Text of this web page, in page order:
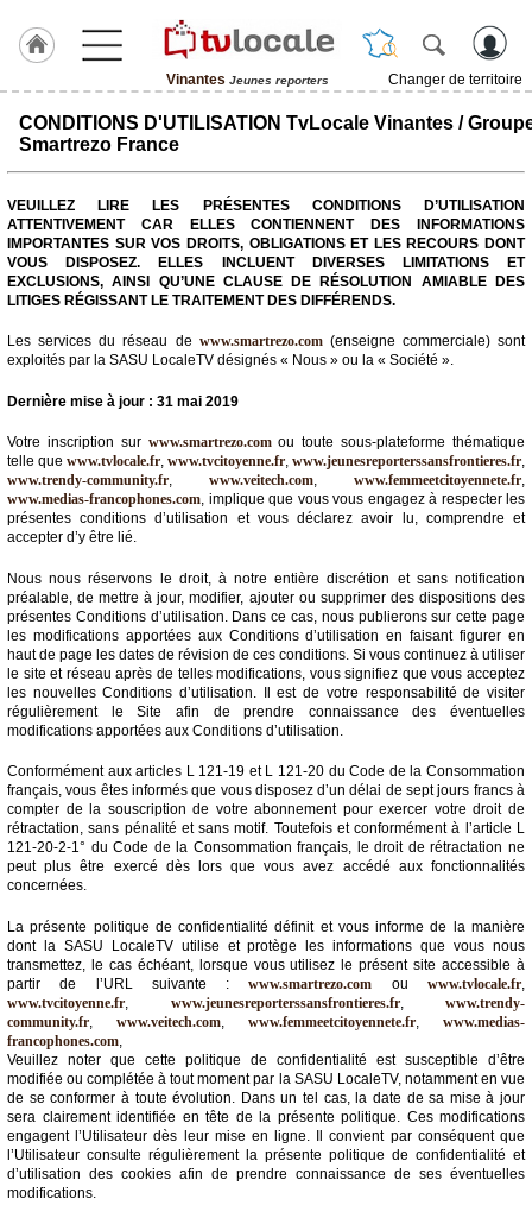
Vinantes Jeunes reporters
Changer de territoire
J'adhère
Hulcoq
Vinantes
TvLocale
France
Accueil
Agenda
Gazette
Vidéos
Médias
du
groupe
Blogs
Prémium
Inscription
annuaire
Accès
éditeur
CONDITIONS D'UTILISATION TvLocale Vinantes /
Smartrezo France
VEUILLEZ LIRE LES PRÉSENTES CONDITIONS D’UTILISATION
ATTENTIVEMENT CAR ELLES CONTIENNENT DES INFORMATIONS
IMPORTANTES SUR VOS DROITS, OBLIGATIONS ET LES RECOURS DONT
VOUS DISPOSEZ. ELLES INCLUENT DIVERSES LIMITATIONS ET
EXCLUSIONS, AINSI QU’UNE CLAUSE DE RÉSOLUTION AMIABLE DES
LITIGES RÉGISSANT LE TRAITEMENT DES DIFFÉRENDS.
Les services du réseau de www.smartrezo.com(enseigne commerciale) sont
exploités par la SASU LocaleTV désignés « Nous » ou la « Société ».
Dernière mise à jour : 31 mai 2019
Votre inscription sur www.smartrezo.comou toute sous-plateforme thématique
telle que www.tvlocale.fr, www.tvcitoyenne.fr, www.jeunesreporterssansfrontieres.fr,
www.trendy-community.fr, www.veitech.com, www.femmeetcitoyennete.fr,
www.medias-francophones.com, implique que vous vous engagez à respecter les
présentes conditions d’utilisation et vous déclarez avoir lu, comprendre et
accepter d’y être lié.
Nous nous réservons le droit, à notre entière discrétion et sans notification
préalable, de mettre à jour, modifier, ajouter ou supprimer des dispositions des
présentes Conditions d’utilisation. Dans ce cas, nous publierons sur cette page
les modifications apportées aux Conditions d’utilisation en faisant figurer en
haut de page les dates de révision de ces conditions. Si vous continuez à utiliser
le site et réseau après de telles modifications, vous signifiez que vous acceptez
les nouvelles Conditions d’utilisation. Il est de votre responsabilité de visiter
régulièrement le Site afin de prendre connaissance des éventuelles
modifications apportées aux Conditions d’utilisation.
Conformément aux articles L 121-19 et L 121-20 du Code de la Consommation
français, vous êtes informés que vous disposez d’un délai de sept jours francs à
compter de la souscription de votre abonnement pour exercer votre droit de
rétractation, sans pénalité et sans motif. Toutefois et conformément à l’article L
121-20-2-1° du Code de la Consommation français, le droit de rétractation ne
peut plus être exercé dès lors que vous avez accédé aux fonctionnalités
concernées.
La présente politique de confidentialité définit et vous informe de la manière
dont la SASU LocaleTV utilise et protège les informations que vous nous
transmettez, le cas échéant, lorsque vous utilisez le présent site accessible à
partir de l’URL suivante :www.smartrezo.com ouwww.tvlocale.fr,
www.tvcitoyenne.fr, www.jeunesreporterssansfrontieres.fr, www.trendy-
community.fr, www.veitech.com, www.femmeetcitoyennete.fr, www.medias-
francophones.com,
Veuillez noter que cette politique de confidentialité est susceptible d’être
modifiée ou complétée à tout moment par la SASU LocaleTV, notamment en vue
de se conformer à toute évolution. Dans un tel cas, la date de sa mise à jour
sera clairement identifiée en tête de la présente politique. Ces modifications
engagent l’Utilisateur dès leur mise en ligne. Il convient par conséquent que
l’Utilisateur consulte régulièrement la présente politique de confidentialité et
d’utilisation des cookies afin de prendre connaissance de ses éventuelles
modifications.